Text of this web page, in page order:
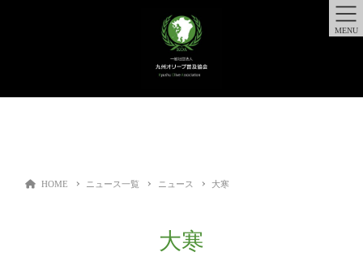
HOME ニュース一覧 ニュース 大寒
大寒
MENU